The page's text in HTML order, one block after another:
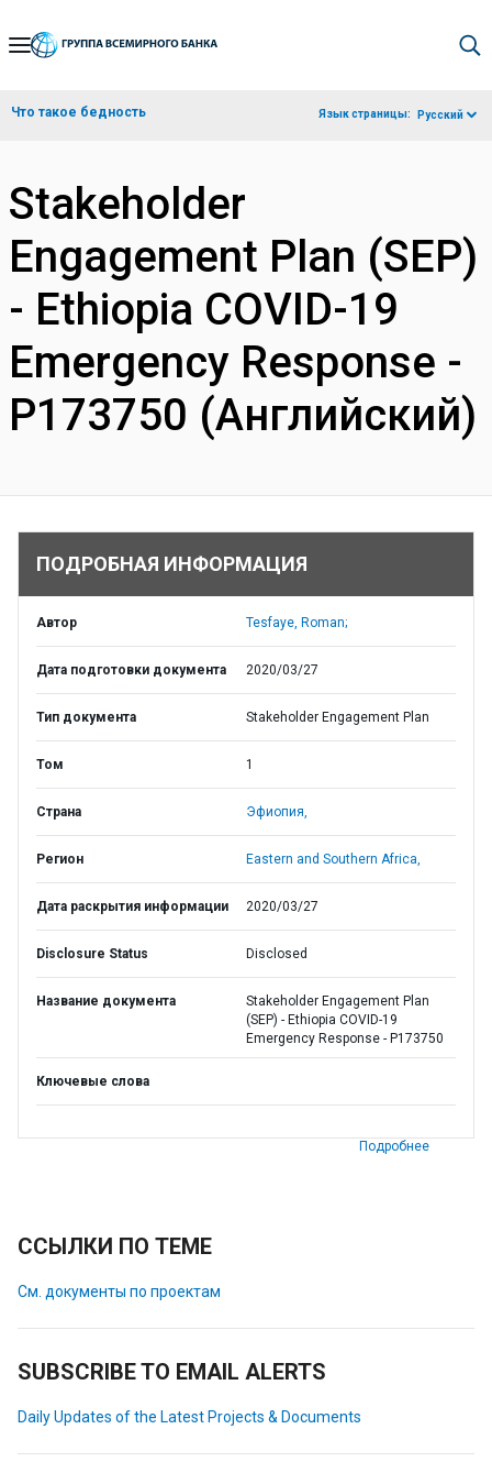
Skip
Navigation
Что такое бедность Язык страницы: Русский
Stakeholder
Engagement Plan (SEP)
- Ethiopia COVID-19
Emergency Response -
P173750 (Английский)
ПОДРОБНАЯ ИНФОРМАЦИЯ
Автор Tesfaye, Roman;
Дата подготовки документа 2020/03/27
Тип документа Stakeholder Engagement Plan
Том 1
Страна Эфиопия,
Регион Eastern and Southern Africa,
Дата раскрытия информации 2020/03/27
Disclosure Status Disclosed
Название документа
Stakeholder Engagement Plan
(SEP) - Ethiopia COVID-19
Emergency Response - P173750
Ключевые слова
Подробнее
ССЫЛКИ ПО ТЕМЕ
См. документы по проектам
SUBSCRIBE TO EMAIL ALERTS
Daily Updates of the Latest Projects & Documents